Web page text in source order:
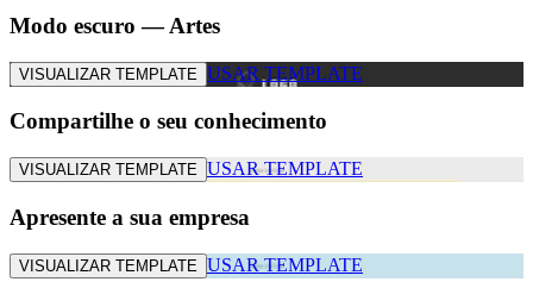
Modo escuro — Artes
VISUALIZAR TEMPLATE USAR TEMPLATE
Compartilhe o seu conhecimento
VISUALIZAR TEMPLATE USAR TEMPLATE
Apresente a sua empresa
VISUALIZAR TEMPLATE USAR TEMPLATE